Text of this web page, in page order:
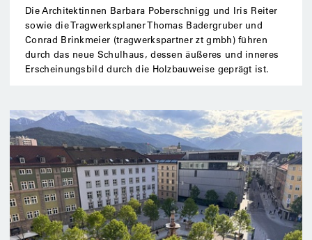
Die Architektinnen Barbara Poberschnigg und Iris Reiter
sowie die Tragwerksplaner Thomas Badergruber und
Conrad Brinkmeier (tragwerkspartner zt gmbh) führen
durch das neue Schulhaus, dessen äußeres und inneres
Erscheinungsbild durch die Holzbauweise geprägt ist.